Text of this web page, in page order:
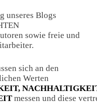
unseres Blogs
sowie freie und
sich an den
Werten
messen und diese